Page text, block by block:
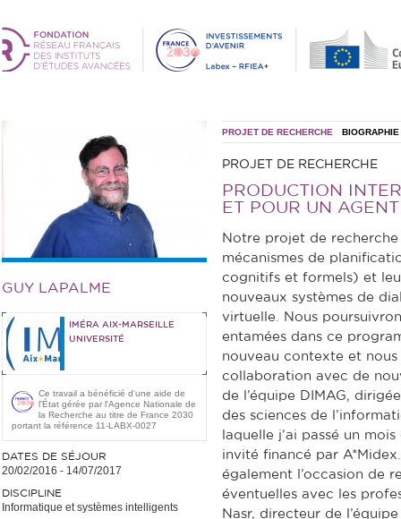
GUY LAPALME
IMÉRA AIX-MARSEILLE
UNIVERSITÉ
Ce travail a bénéficié d'une aide de
l’État gérée par l'Agence Nationale de
la Recherche au titre de France 2030
portant la référence 11-LABX-0027
DATES DE SÉJOUR
20/02/2016 - 14/07/2017
DISCIPLINE
Informatique et systèmes intelligents
PROJET DE RECHERCHE BIOGRAPHIE
PROJET DE RECHERCHE
PRODUCTION
ET POUR UN
Notre projet de
mécanismes de
cognitifs et formels) et
nouveaux systèmes de
virtuelle. Nous
entamées dans ce
nouveau contexte et
collaboration avec de
de l’équipe DIMAG,
des sciences de
laquelle j’ai passé un
invité financé par
également l’occasion de
éventuelles avec les
Nasr, directeur de